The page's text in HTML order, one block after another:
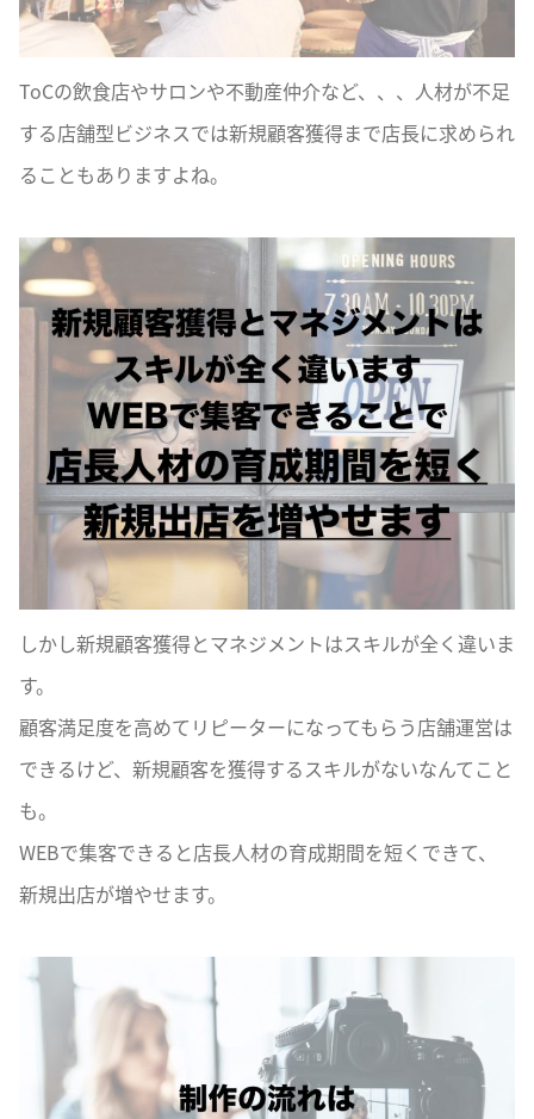
ToCの飲食店やサロンや不動産仲介など、、、人材が不足
する店舗型ビジネスでは新規顧客獲得まで店長に求められ
ることもありますよね。
しかし新規顧客獲得とマネジメントはスキルが全く違いま
す。
顧客満足度を高めてリピーターになってもらう店舗運営は
できるけど、新規顧客を獲得するスキルがないなんてこと
も。
WEBで集客できると店長人材の育成期間を短くできて、
新規出店が増やせます。